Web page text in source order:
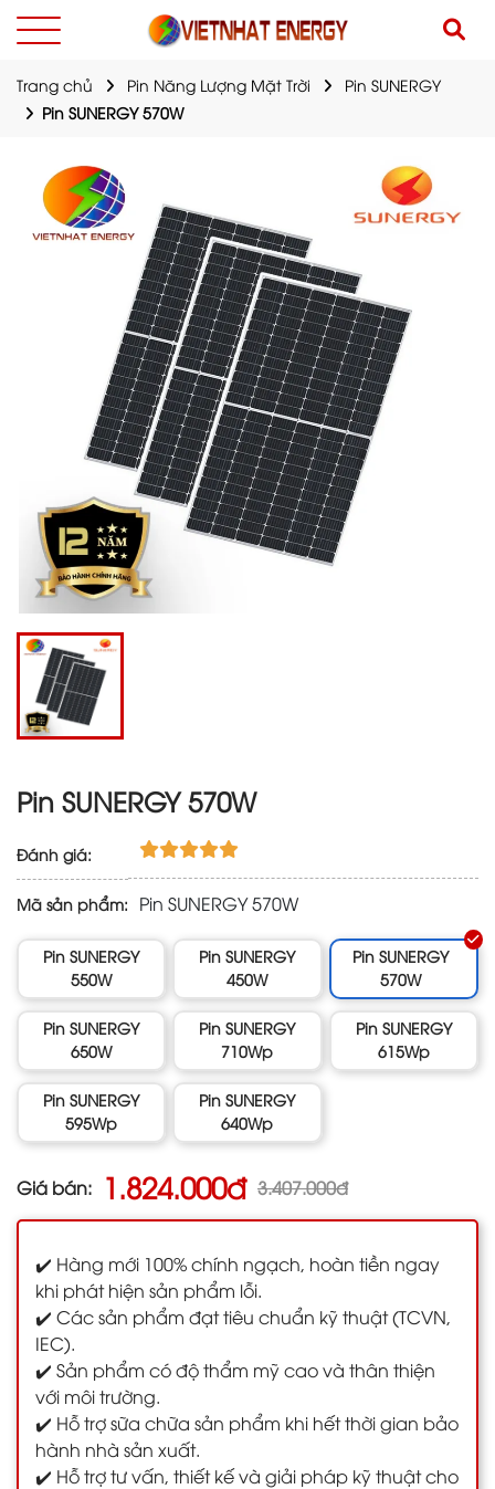
Trang chủ Pin Năng Lượng Mặt Trời
Pin SUNERGY
Pin SUNERGY 570W
Pin SUNERGY 570W
Đánh giá:
Mã sản phẩm: Pin SUNERGY 570W
Pin SUNERGY
550W
Pin SUNERGY
450W
Pin SUNERGY
570W
Pin SUNERGY
650W
Pin SUNERGY
710Wp
Pin SUNERGY
615Wp
Pin SUNERGY
595Wp
Pin SUNERGY
640Wp
Giá bán: 1.824.000đ 3.407.000đ
✔️ Hàng mới 100% chính ngạch, hoàn tiền ngay
khi phát hiện sản phẩm lỗi.
✔️ Các sản phẩm đạt tiêu chuẩn kỹ thuật (TCVN,
IEC).
✔️ Sản phẩm có độ thẩm mỹ cao và thân thiện
với môi trường.
✔️ Hỗ trợ sữa chữa sản phẩm khi hết thời gian bảo
hành nhà sản xuất.
✔️ Hỗ trợ tư vấn, thiết kế và giải pháp kỹ thuật cho